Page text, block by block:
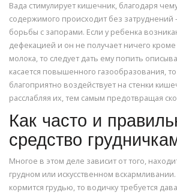
Вада стимулирует кишечник, благодаря
содержимого происходит без затруднений
борьбы с запорами. Если у ребенка
дефекацией и он не получает ничего кроме
молока, то следует дать ему попить
касается повышенного газообразования,
благоприятно воздействует на стенки
расслабляя их, тем самым предотвращая
Как часто и
средство
Многое в этом деле зависит от того,
грудном или искусственном
кормится грудью, то водичку требуется